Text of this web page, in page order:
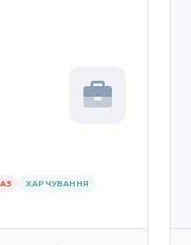
ХАРЧУВАННЯ